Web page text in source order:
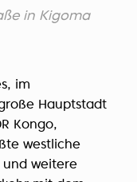
in Kigoma
im
Hauptstadt
Kongo,
westliche
und weitere